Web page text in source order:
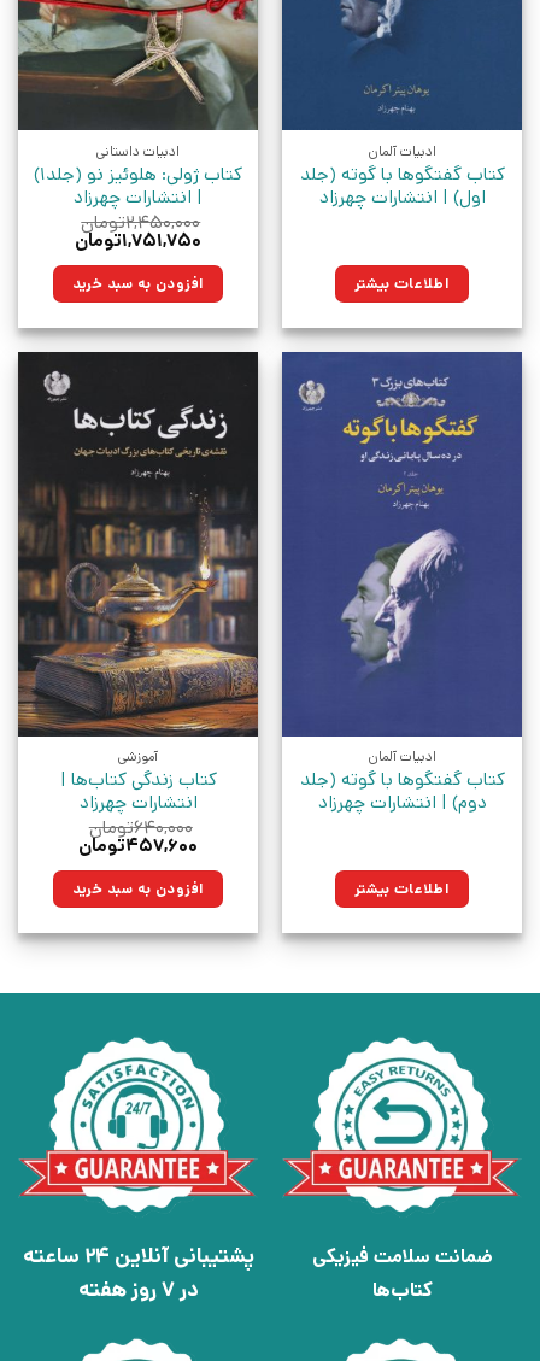
ادبیات آلمان
کتاب گفتگوها با گوته (جلد
اول) | انتشارات چهرزاد
اطلاعات بیشتر
ادبیات داستانی
کتاب ژولی: هلوئیز نو (جلد1)
| انتشارات چهرزاد
۲,۴۵۰,۰۰۰تومان
قیمت
۲,۴۵۰,۰۰۰تومان
بود.
۱,۷۵۱,۷۵۰تومان
۱,۷۵۱,۷۵۰تومان. افزودن به سبد خرید
ادبیات آلمان
کتاب گفتگوها با گوته (جلد
دوم) | انتشارات چهرزاد
اطلاعات بیشتر
آموزشی
کتاب زندگی کتاب‌ها |
انتشارات چهرزاد
۶۴۰,۰۰۰تومان
قیمت
۶۴۰,۰۰۰تومان
بود.
۴۵۷,۶۰۰تومان
۴۵۷,۶۰۰تومان.افزودن به سبد خرید
ضمانت سلامت فیزیکی
کتاب‌ها
پشتیبانی آنلاین 24 ساعته
در 7 روز هفته